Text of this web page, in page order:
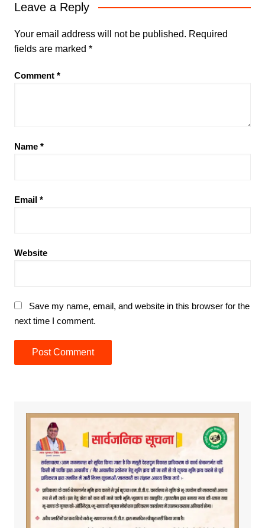
Leave a Reply
Your email address will not be published. Required
fields are marked *
Comment *
Name *
Email *
Website
Save my name, email, and website in this browser for the
next time I comment.